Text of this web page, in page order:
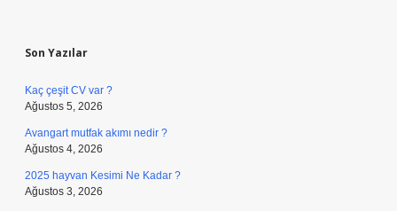
Son Yazılar
Kaç çeşit CV var ?
Ağustos 5, 2026
Avangart mutfak akımı nedir ?
Ağustos 4, 2026
2025 hayvan Kesimi Ne Kadar ?
Ağustos 3, 2026